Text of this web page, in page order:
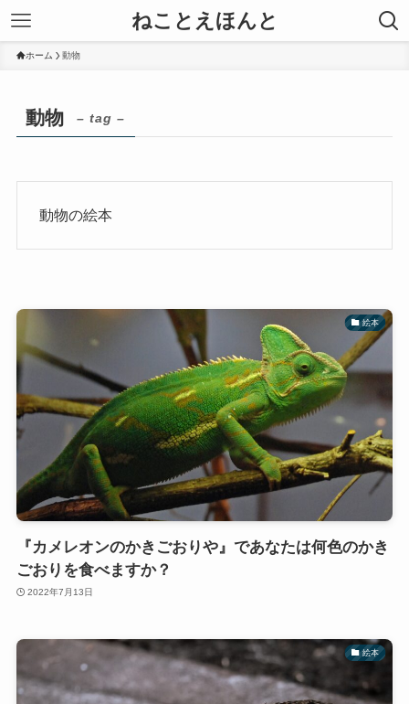
ねことえほんと
ホーム 動物
動物 – tag –
動物の絵本
絵本
『カメレオンのかきごおりや』であなたは何色のかき
ごおりを食べますか？
2022年7月13日
絵本